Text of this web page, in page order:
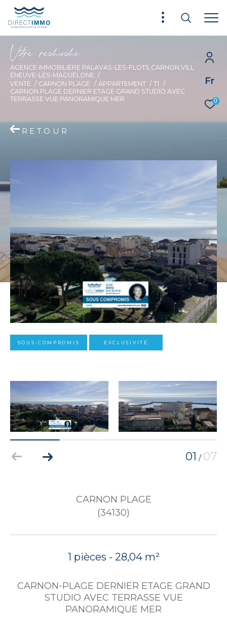
Fr
0
Vore recece
AGENCE IMMOBILIÈRE PALAVAS-LES-FLOTS,CARNON,VILL
ENEUVE-LÈS-MAGUELONE
VENTE
CARNON PLAGE APPARTEMENT
T1
CARNON PLAGE DERNIER ETAGE GRAND STUDIO AVEC
TERRASSE VUE PANORAMIQUE MER
RETOUR
SOUS-COMPROMIS EXCLUSIVITÉ
01 / 07
CARNON PLAGE
(34130)
1 pièces - 28,04 m²
CARNON-PLAGE DERNIER ETAGE GRAND
STUDIO AVEC TERRASSE VUE
PANORAMIQUE MER